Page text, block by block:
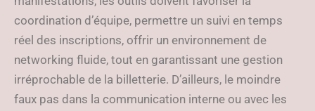
coordination d’équipe, permettre un suivi en temps
réel des inscriptions, offrir un environnement de
networking fluide, tout en garantissant une gestion
irréprochable de la billetterie. D’ailleurs, le moindre
faux pas dans la communication interne ou avec les